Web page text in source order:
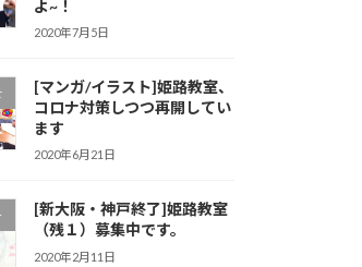
よ~！
2020年7月5日
[マンガ/イラスト]姫路教室、
コロナ対策しつつ再開してい
ます
2020年6月21日
[新大阪・神戸終了]姫路教室
（残１）募集中です。
2020年2月11日